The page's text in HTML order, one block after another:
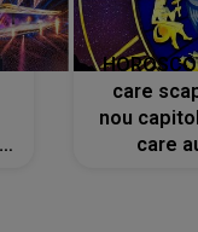
care
nou
care